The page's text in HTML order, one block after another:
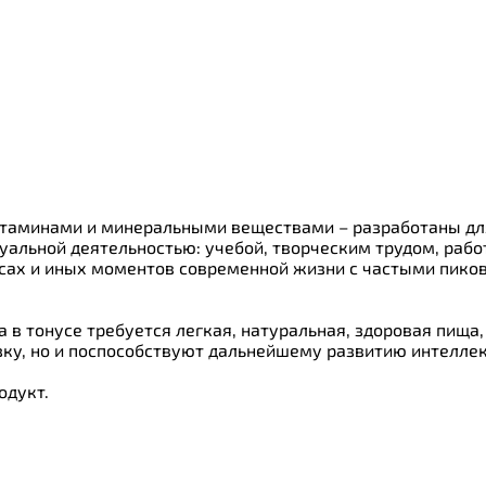
и минеральными веществами – разработаны
деятельностью: учебой, творческим трудом,
и иных моментов современной жизни с частыми
тонусе требуется легкая, натуральная, здоровая
но и поспособствуют дальнейшему развитию